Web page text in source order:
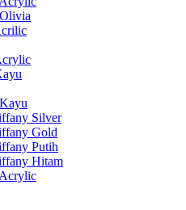
Silver
Gold
Putih
Hitam